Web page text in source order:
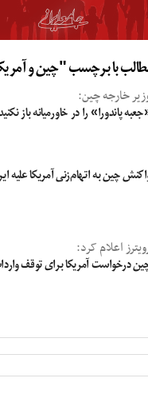
با برچسب "چین و
خارجه چین:
پاندورا» را در خاورمیانه باز
چین به اتهام‌زنی آمریکا علیه
اعلام کرد:
درخواست آمریکا برای توقف